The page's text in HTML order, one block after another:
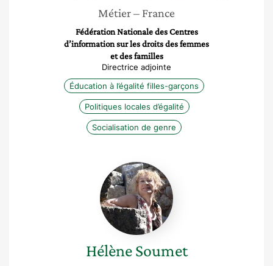
Métier– France
Fédération Nationale des Centres
d’information sur les droits des femmes
et des familles
Directrice adjointe
Éducation à l’égalité filles-garçons
Politiques locales d’égalité
Socialisation de genre
Hélène
Soumet
Hélène Soumet